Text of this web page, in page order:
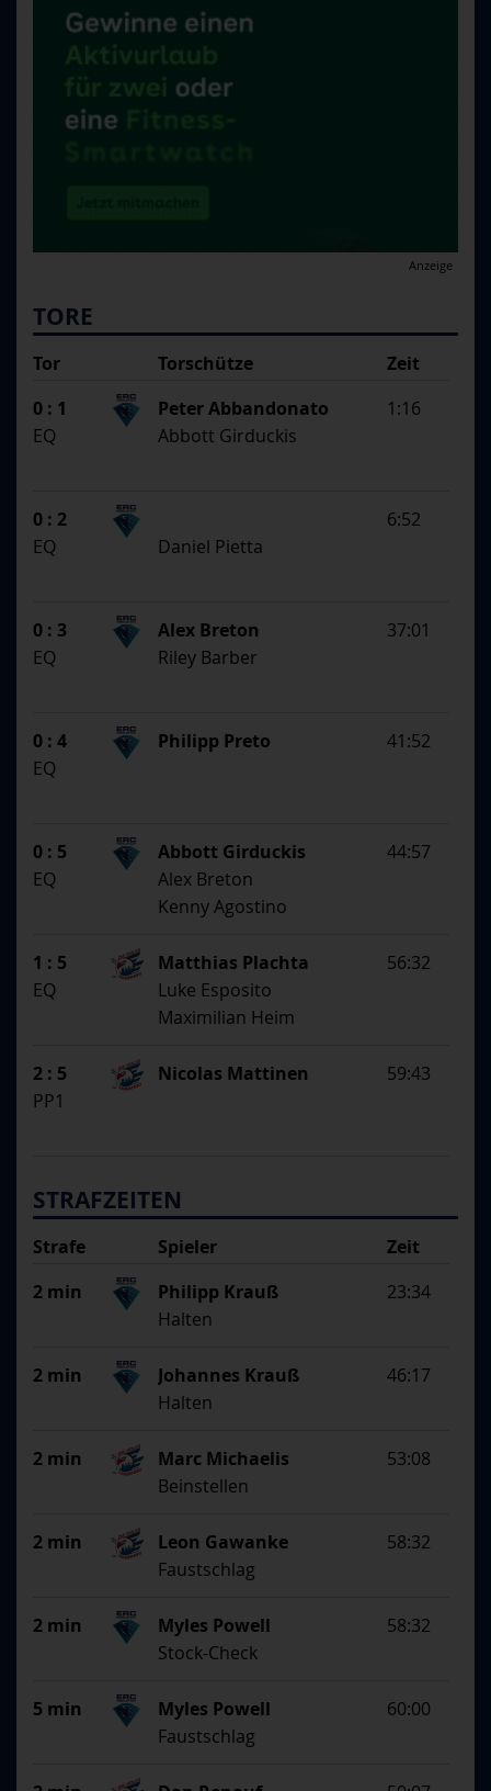
Anzeige
TORE
Tor Zeit
Torschütze
1. Assistent
2. Assistent
SS
0 : 1 1:16
Peter Abbandonato
Abbott Girduckis
EQ
0 : 2
6:52
Daniel Pietta
EQ
0 : 3 37:01
Alex Breton
Riley Barber
EQ
0 : 4 41:52
Philipp Preto
EQ
0 : 5 44:57
Abbott Girduckis
Alex Breton
Kenny Agostino
EQ
1 : 5 56:32
Matthias Plachta
Luke Esposito
Maximilian Heim
EQ
2 : 5 59:43
Nicolas Mattinen
PP1
STRAFZEITEN
Strafe Zeit
Spieler
Begründung
2 min 23:34
Philipp Krauß
Halten
2 min 46:17
Johannes Krauß
Halten
2 min 53:08
Marc Michaelis
Beinstellen
2 min 58:32
Leon Gawanke
Faustschlag
2 min 58:32
Myles Powell
Stock-Check
5 min 60:00
Myles Powell
Faustschlag